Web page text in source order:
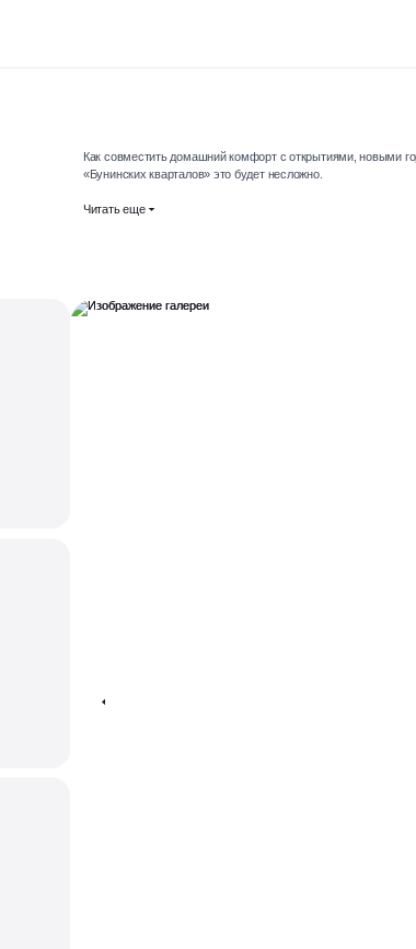
Как совместить домашний комфорт с открытиями, новыми
«Бунинских кварталов» это будет несложно.
Читать еще